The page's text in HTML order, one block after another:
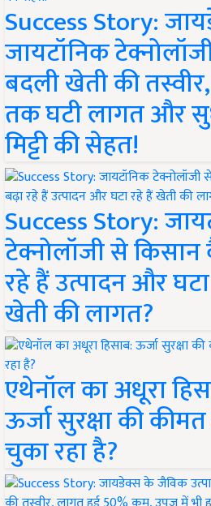
Success Story:
जायटॉनिक
बदली खेती की
तक घटी लागत और
मिट्टी की सेहत!
Success Story:
टेक्नोलॉजी से
रहे हैं उत्पादन और
खेती की लागत?
एथेनॉल का अधूरा
ऊर्जा सुरक्षा की
चुका रहा है?